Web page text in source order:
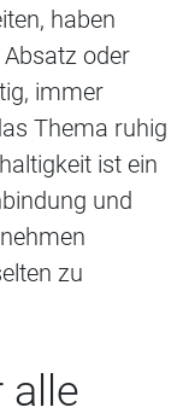
haben
oder
immer
Thema ruhig
ist ein
und
zu
alle